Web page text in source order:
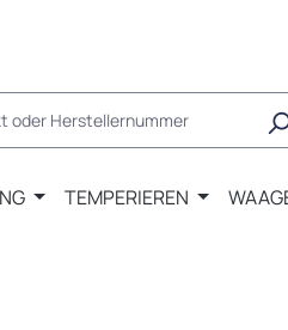
TEMPERIEREN